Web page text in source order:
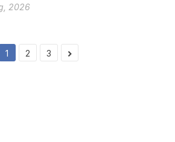
2026
1 2 3